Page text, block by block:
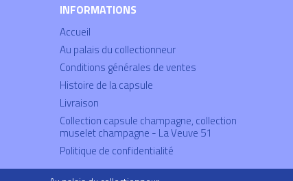
INFORMATIONS
Accueil
Au palais du collectionneur
Conditions générales de ventes
Histoire de la capsule
Livraison
Collection capsule champagne, collection
muselet champagne - La Veuve 51
Politique de confidentialité